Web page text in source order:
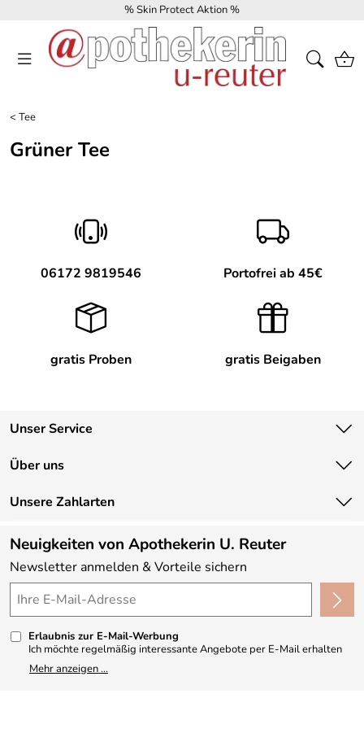
% Skin Protect Aktion %
<Tee
Grüner Tee
06172 9819546 Portofrei ab 45€
gratis Proben gratis Beigaben
Unser Service
Kontakt
Lieferbedingungen
Kundenlogin
Über uns
Unsere Bestseller
Neu
Angebote
Made in Germany
4,9/5*****
Unsere Zahlarten
Neuigkeiten von Apothekerin U. Reuter
Newsletter anmelden & Vorteile sichern
Erlaubnis zur E-Mail-Werbung
Ich möchte regelmäßig interessante Angebote per E-Mail erhalten
und ausserdem nach Erhalt meiner Bestellung an die Möglichkeit zur
Abgabe einer Produktbewertung erinnert werden. Meine
Mehr anzeigen ...